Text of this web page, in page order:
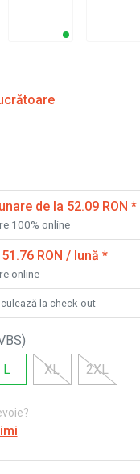
de la 52.09 RON *
100% online
RON / lună *
online
la check-out
)
L XL 2XL